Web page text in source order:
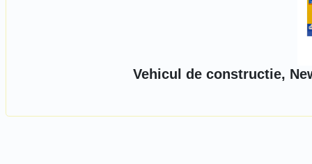
Vehicul de constructie,